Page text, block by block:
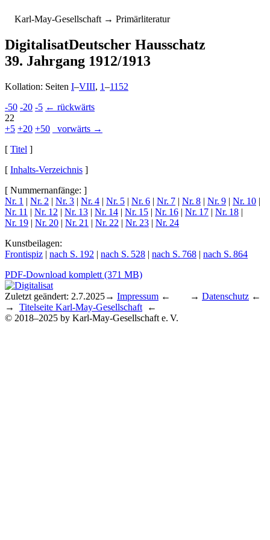
Karl-May-Gesellschaft → Primärliteratur
DigitalisatDeutscher Hausschatz
39. Jahrgang 1912/1913
Kollation: Seiten I–VIII, 1–1152
-50 -20 -5 ← rückwärts
22
+5 +20 +50
vorwärts →
[ Titel ]
[ Inhalts-Verzeichnis ]
[ Nummernanfänge: ]
Nr. 1 | Nr. 2 | Nr. 3 | Nr. 4 | Nr. 5 | Nr. 6 | Nr. 7 | Nr. 8 | Nr. 9 | Nr. 10 |
Nr. 11 | Nr. 12 | Nr. 13 | Nr. 14 | Nr. 15 | Nr. 16 | Nr. 17 | Nr. 18 |
Nr. 19 | Nr. 20 | Nr. 21 | Nr. 22 | Nr. 23 | Nr. 24
Kunstbeilagen:
Frontispiz | nach S. 192 | nach S. 528 | nach S. 768 | nach S. 864
PDF-Download komplett (371 MB)
Zuletzt geändert: 2.7.2025→ Impressum ← → Datenschutz ←
→ Titelseite Karl-May-Gesellschaft ←
© 2018–2025 by Karl-May-Gesellschaft e. V.